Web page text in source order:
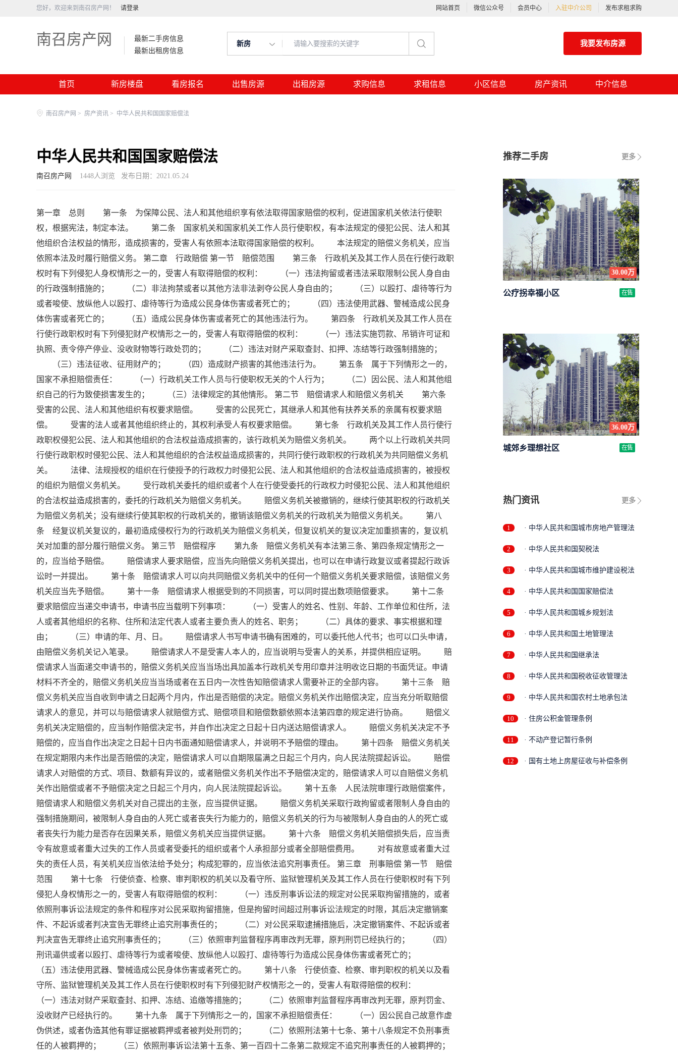
您好，欢迎来到南召房产网！ 请登录 网站首页 微信公众号 会员中心 入驻中介公司 发布求租求购
南召房产网
最新二手房信息
最新出租房信息
新房 我要发布房源
首页 新房楼盘 看房报名 出售房源 出租房源 求购信息 求租信息 小区信息 房产资讯 中介信息
南召房产网 > 房产资讯 > 中华人民共和国国家赔偿法
中华人民共和国国家赔偿法
南召房产网 1448人浏览 发布日期：2021.05.24
第一章 总则 第一条 为保障公民、法人和其他组织享有依法取得国家赔偿的权利，促进国家机关依法行使职
权，根据宪法，制定本法。 第二条 国家机关和国家机关工作人员行使职权，有本法规定的侵犯公民、法人和其
他组织合法权益的情形，造成损害的，受害人有依照本法取得国家赔偿的权利。 本法规定的赔偿义务机关，应当
依照本法及时履行赔偿义务。 第二章 行政赔偿 第一节 赔偿范围 第三条 行政机关及其工作人员在行使行政职
权时有下列侵犯人身权情形之一的，受害人有取得赔偿的权利： （一）违法拘留或者违法采取限制公民人身自由
的行政强制措施的； （二）非法拘禁或者以其他方法非法剥夺公民人身自由的； （三）以殴打、虐待等行为
或者唆使、放纵他人以殴打、虐待等行为造成公民身体伤害或者死亡的； （四）违法使用武器、警械造成公民身
体伤害或者死亡的； （五）造成公民身体伤害或者死亡的其他违法行为。 第四条 行政机关及其工作人员在
行使行政职权时有下列侵犯财产权情形之一的，受害人有取得赔偿的权利： （一）违法实施罚款、吊销许可证和
执照、责令停产停业、没收财物等行政处罚的； （二）违法对财产采取查封、扣押、冻结等行政强制措施的；
（三）违法征收、征用财产的； （四）造成财产损害的其他违法行为。 第五条 属于下列情形之一的，
国家不承担赔偿责任： （一）行政机关工作人员与行使职权无关的个人行为； （二）因公民、法人和其他组
织自己的行为致使损害发生的； （三）法律规定的其他情形。 第二节 赔偿请求人和赔偿义务机关 第六条
受害的公民、法人和其他组织有权要求赔偿。 受害的公民死亡，其继承人和其他有扶养关系的亲属有权要求赔
偿。 受害的法人或者其他组织终止的，其权利承受人有权要求赔偿。 第七条 行政机关及其工作人员行使行
政职权侵犯公民、法人和其他组织的合法权益造成损害的，该行政机关为赔偿义务机关。 两个以上行政机关共同
行使行政职权时侵犯公民、法人和其他组织的合法权益造成损害的，共同行使行政职权的行政机关为共同赔偿义务机
关。 法律、法规授权的组织在行使授予的行政权力时侵犯公民、法人和其他组织的合法权益造成损害的，被授权
的组织为赔偿义务机关。 受行政机关委托的组织或者个人在行使受委托的行政权力时侵犯公民、法人和其他组织
的合法权益造成损害的，委托的行政机关为赔偿义务机关。 赔偿义务机关被撤销的，继续行使其职权的行政机关
为赔偿义务机关；没有继续行使其职权的行政机关的，撤销该赔偿义务机关的行政机关为赔偿义务机关。 第八
条 经复议机关复议的，最初造成侵权行为的行政机关为赔偿义务机关，但复议机关的复议决定加重损害的，复议机
关对加重的部分履行赔偿义务。 第三节 赔偿程序 第九条 赔偿义务机关有本法第三条、第四条规定情形之一
的，应当给予赔偿。 赔偿请求人要求赔偿，应当先向赔偿义务机关提出，也可以在申请行政复议或者提起行政诉
讼时一并提出。 第十条 赔偿请求人可以向共同赔偿义务机关中的任何一个赔偿义务机关要求赔偿，该赔偿义务
机关应当先予赔偿。 第十一条 赔偿请求人根据受到的不同损害，可以同时提出数项赔偿要求。 第十二条
要求赔偿应当递交申请书，申请书应当载明下列事项： （一）受害人的姓名、性别、年龄、工作单位和住所，法
人或者其他组织的名称、住所和法定代表人或者主要负责人的姓名、职务； （二）具体的要求、事实根据和理
由； （三）申请的年、月、日。 赔偿请求人书写申请书确有困难的，可以委托他人代书；也可以口头申请，
由赔偿义务机关记入笔录。 赔偿请求人不是受害人本人的，应当说明与受害人的关系，并提供相应证明。 赔
偿请求人当面递交申请书的，赔偿义务机关应当当场出具加盖本行政机关专用印章并注明收讫日期的书面凭证。申请
材料不齐全的，赔偿义务机关应当当场或者在五日内一次性告知赔偿请求人需要补正的全部内容。 第十三条 赔
偿义务机关应当自收到申请之日起两个月内，作出是否赔偿的决定。赔偿义务机关作出赔偿决定，应当充分听取赔偿
请求人的意见，并可以与赔偿请求人就赔偿方式、赔偿项目和赔偿数额依照本法第四章的规定进行协商。 赔偿义
务机关决定赔偿的，应当制作赔偿决定书，并自作出决定之日起十日内送达赔偿请求人。 赔偿义务机关决定不予
赔偿的，应当自作出决定之日起十日内书面通知赔偿请求人，并说明不予赔偿的理由。 第十四条 赔偿义务机关
在规定期限内未作出是否赔偿的决定，赔偿请求人可以自期限届满之日起三个月内，向人民法院提起诉讼。 赔偿
请求人对赔偿的方式、项目、数额有异议的，或者赔偿义务机关作出不予赔偿决定的，赔偿请求人可以自赔偿义务机
关作出赔偿或者不予赔偿决定之日起三个月内，向人民法院提起诉讼。 第十五条 人民法院审理行政赔偿案件，
赔偿请求人和赔偿义务机关对自己提出的主张，应当提供证据。 赔偿义务机关采取行政拘留或者限制人身自由的
强制措施期间，被限制人身自由的人死亡或者丧失行为能力的，赔偿义务机关的行为与被限制人身自由的人的死亡或
者丧失行为能力是否存在因果关系，赔偿义务机关应当提供证据。 第十六条 赔偿义务机关赔偿损失后，应当责
令有故意或者重大过失的工作人员或者受委托的组织或者个人承担部分或者全部赔偿费用。 对有故意或者重大过
失的责任人员，有关机关应当依法给予处分；构成犯罪的，应当依法追究刑事责任。 第三章 刑事赔偿 第一节 赔偿
范围 第十七条 行使侦查、检察、审判职权的机关以及看守所、监狱管理机关及其工作人员在行使职权时有下列
侵犯人身权情形之一的，受害人有取得赔偿的权利： （一）违反刑事诉讼法的规定对公民采取拘留措施的，或者
依照刑事诉讼法规定的条件和程序对公民采取拘留措施，但是拘留时间超过刑事诉讼法规定的时限，其后决定撤销案
件、不起诉或者判决宣告无罪终止追究刑事责任的； （二）对公民采取逮捕措施后，决定撤销案件、不起诉或者
判决宣告无罪终止追究刑事责任的； （三）依照审判监督程序再审改判无罪，原判刑罚已经执行的； （四）
刑讯逼供或者以殴打、虐待等行为或者唆使、放纵他人以殴打、虐待等行为造成公民身体伤害或者死亡的；
（五）违法使用武器、警械造成公民身体伤害或者死亡的。 第十八条 行使侦查、检察、审判职权的机关以及看
守所、监狱管理机关及其工作人员在行使职权时有下列侵犯财产权情形之一的，受害人有取得赔偿的权利：
（一）违法对财产采取查封、扣押、冻结、追缴等措施的； （二）依照审判监督程序再审改判无罪，原判罚金、
没收财产已经执行的。 第十九条 属于下列情形之一的，国家不承担赔偿责任： （一）因公民自己故意作虚
伪供述，或者伪造其他有罪证据被羁押或者被判处刑罚的； （二）依照刑法第十七条、第十八条规定不负刑事责
任的人被羁押的； （三）依照刑事诉讼法第十五条、第一百四十二条第二款规定不追究刑事责任的人被羁押的；
更多
推荐二手房
30.00万
公疗拐幸福小区 在售
36.00万
城郊乡理想社区 在售
更多
热门资讯
1 · 中华人民共和国城市房地产管理法
2 · 中华人民共和国契税法
3 · 中华人民共和国城市维护建设税法
4 · 中华人民共和国国家赔偿法
5 · 中华人民共和国城乡规划法
6 · 中华人民共和国土地管理法
7 · 中华人民共和国继承法
8 · 中华人民共和国税收征收管理法
9 · 中华人民共和国农村土地承包法
10 · 住房公积金管理条例
11 · 不动产登记暂行条例
12 · 国有土地上房屋征收与补偿条例